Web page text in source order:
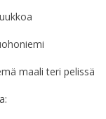
maali teri pelissä